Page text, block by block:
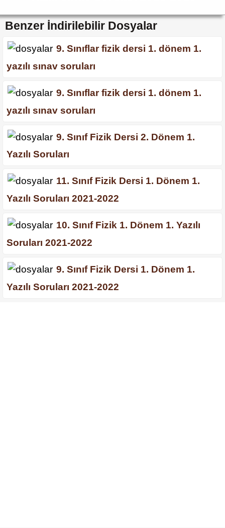
Benzer İndirilebilir Dosyalar
9. Sınıflar fizik dersi 1. dönem 1.
yazılı sınav soruları
9. Sınıflar fizik dersi 1. dönem 1.
yazılı sınav soruları
9. Sınıf Fizik Dersi 2. Dönem 1.
Yazılı Soruları
11. Sınıf Fizik Dersi 1. Dönem 1.
Yazılı Soruları 2021-2022
10. Sınıf Fizik 1. Dönem 1. Yazılı
Soruları 2021-2022
9. Sınıf Fizik Dersi 1. Dönem 1.
Yazılı Soruları 2021-2022